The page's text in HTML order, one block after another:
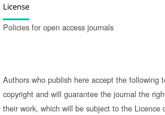
License
Policies for open access journals
Authors who publish here accept the following
copyright and will guarantee the journal the
their work, which will be subject to the Licence